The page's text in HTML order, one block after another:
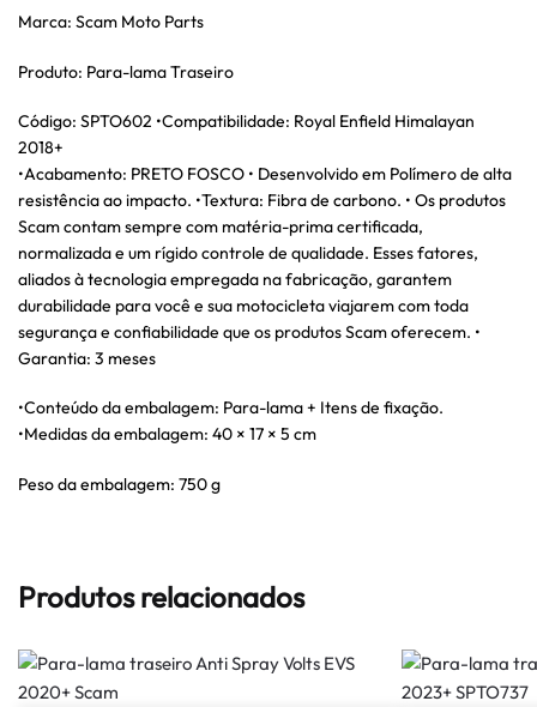
Marca: Scam Moto Parts
Produto: Para-lama Traseiro
Código: SPTO602 •Compatibilidade: Royal Enfield Himalayan
2018+
•Acabamento: PRETO FOSCO • Desenvolvido em Polímero de alta
resistência ao impacto. •Textura: Fibra de carbono. • Os produtos
Scam contam sempre com matéria-prima certificada,
normalizada e um rígido controle de qualidade. Esses fatores,
aliados à tecnologia empregada na fabricação, garantem
durabilidade para você e sua motocicleta viajarem com toda
segurança e confiabilidade que os produtos Scam oferecem. •
Garantia: 3 meses
•Conteúdo da embalagem: Para-lama + Itens de fixação.
•Medidas da embalagem: 40 × 17 × 5 cm
Peso da embalagem: 750 g
Produtos relacionados